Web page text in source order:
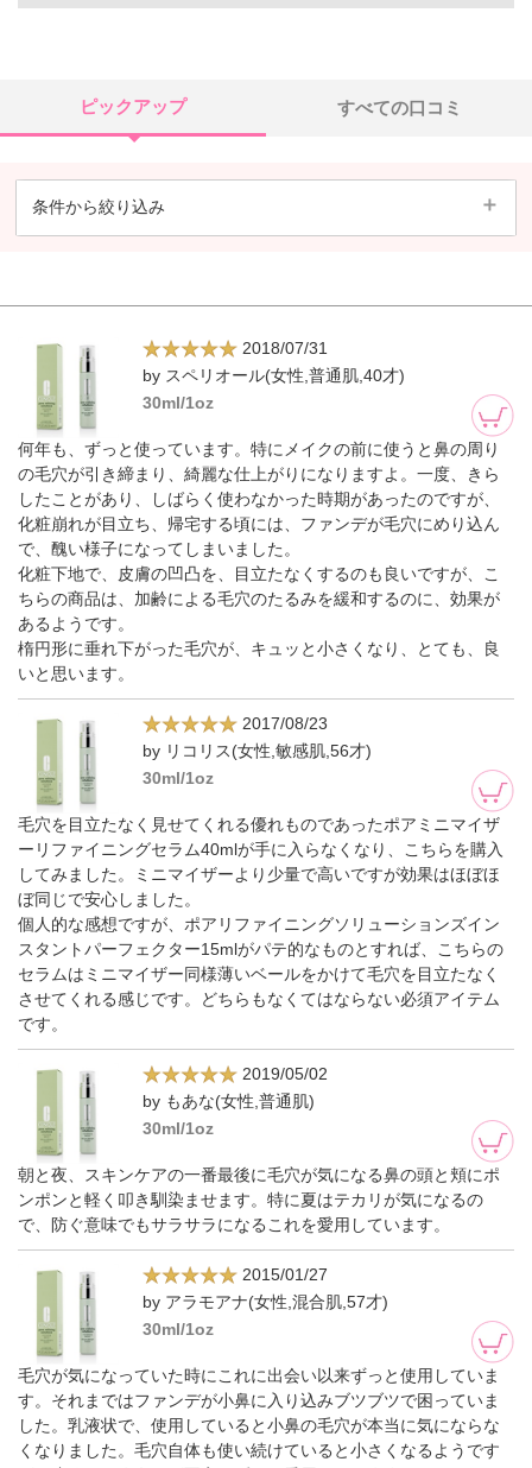
ピックアップ すべての口コミ
条件から絞り込み
2018/07/31
by スペリオール(女性,普通肌,40才)
30ml/1oz
何年も、ずっと使っています。特にメイクの前に使うと鼻の周り
の毛穴が引き締まり、綺麗な仕上がりになりますよ。一度、きら
したことがあり、しばらく使わなかった時期があったのですが、
化粧崩れが目立ち、帰宅する頃には、ファンデが毛穴にめり込ん
で、醜い様子になってしまいました。
化粧下地で、皮膚の凹凸を、目立たなくするのも良いですが、こ
ちらの商品は、加齢による毛穴のたるみを緩和するのに、効果が
あるようです。
楕円形に垂れ下がった毛穴が、キュッと小さくなり、とても、良
いと思います。
2017/08/23
by リコリス(女性,敏感肌,56才)
30ml/1oz
毛穴を目立たなく見せてくれる優れものであったポアミニマイザ
ーリファイニングセラム40mlが手に入らなくなり、こちらを購入
してみました。ミニマイザーより少量で高いですが効果はほぼほ
ぼ同じで安心しました。
個人的な感想ですが、ポアリファイニングソリューションズイン
スタントパーフェクター15mlがパテ的なものとすれば、こちらの
セラムはミニマイザー同様薄いベールをかけて毛穴を目立たなく
させてくれる感じです。どちらもなくてはならない必須アイテム
です。
2019/05/02
by もあな(女性,普通肌)
30ml/1oz
朝と夜、スキンケアの一番最後に毛穴が気になる鼻の頭と頬にポ
ンポンと軽く叩き馴染ませます。特に夏はテカリが気になるの
で、防ぐ意味でもサラサラになるこれを愛用しています。
2015/01/27
by アラモアナ(女性,混合肌,57才)
30ml/1oz
毛穴が気になっていた時にこれに出会い以来ずっと使用していま
す。それまではファンデが小鼻に入り込みブツブツで困っていま
した。乳液状で、使用していると小鼻の毛穴が本当に気にならな
くなりました。毛穴自体も使い続けていると小さくなるようです